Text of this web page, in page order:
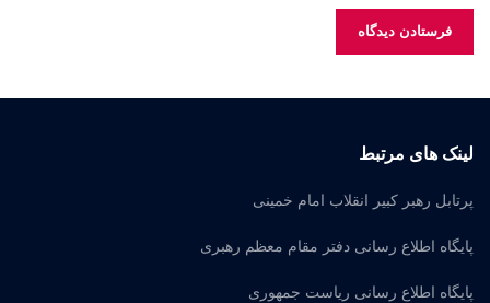
لینک های مرتبط
پرتابل رهبر کبیر انقلاب امام خمینی
پایگاه اطلاع رسانی دفتر مقام معظم رهبری
پایگاه اطلاع رسانی ریاست جمهوری